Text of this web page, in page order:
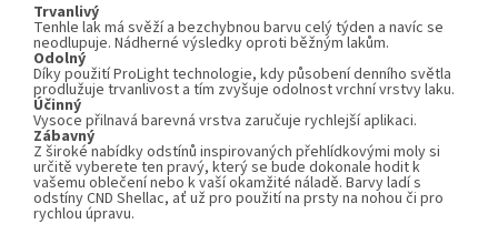
Trvanlivý
Tenhle lak má svěží a bezchybnou barvu celý týden a navíc se
neodlupuje. Nádherné výsledky oproti běžným lakům.
Odolný
Díky použití ProLight technologie, kdy působení denního světla
prodlužuje trvanlivost a tím zvyšuje odolnost vrchní vrstvy laku.
Účinný
Vysoce přilnavá barevná vrstva zaručuje rychlejší aplikaci.
Zábavný
Z široké nabídky odstínů inspirovaných přehlídkovými moly si
určitě vyberete ten pravý, který se bude dokonale hodit k
vašemu oblečení nebo k vaší okamžité náladě. Barvy ladí s
odstíny CND Shellac, ať už pro použití na prsty na nohou či pro
rychlou úpravu.